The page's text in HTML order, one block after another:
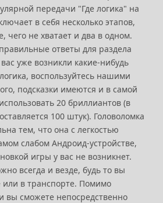
передачи "Где логика" на
в себя несколько этапов,
чего не хватает и два в одном.
ответы для раздела
уже возникли какие-нибудь
воспользуйтесь нашими
подсказки имеются и в самой
20 бриллиантов (в
100 штук). Головоломка
тем, что она с легкостью
слабом Андроид-устройстве,
игры у вас не возникнет.
всегда и везде, будь то вы
или в транспорте. Помимо
вы сможете непосредственно